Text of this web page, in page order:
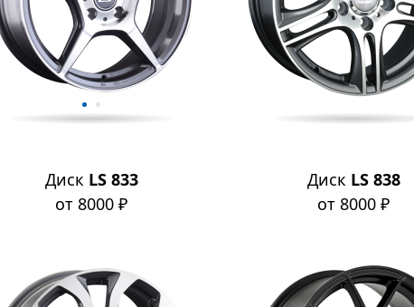
Диск LS 833
от 8000 ₽
Диск LS 838
от 8000 ₽